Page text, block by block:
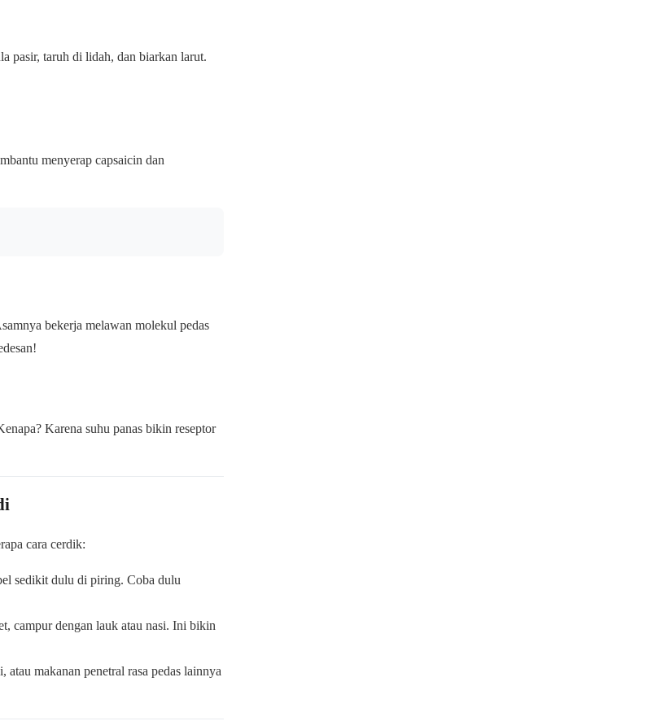
pasir, taruh di lidah, dan biarkan larut.
menyerap capsaicin dan
bekerja melawan molekul pedas
Karena suhu panas bikin reseptor
cara cerdik:
sedikit dulu di piring. Coba dulu
campur dengan lauk atau nasi. Ini bikin
makanan penetral rasa pedas lainnya